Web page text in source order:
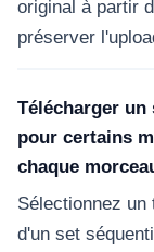
original à partir
préserver
Télécharger
pour certains
chaque
Sélectionnez
d'un set